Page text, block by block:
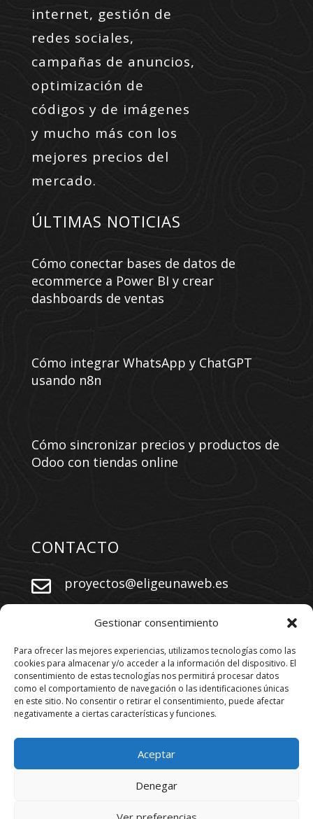
Gestionar consentimiento
Para ofrecer las mejores experiencias, utilizamos tecnologías como las
cookies para almacenar y/o acceder a la información del dispositivo. El
consentimiento de estas tecnologías nos permitirá procesar datos
como el comportamiento de navegación o las identificaciones únicas
en este sitio. No consentir o retirar el consentimiento, puede afectar
negativamente a ciertas características y funciones.
Aceptar
Denegar
internet, gestión de
redes sociales,
campañas de anuncios,
optimización de
códigos y de imágenes
y mucho más con los
mejores precios del
mercado.
ÚLTIMAS NOTICIAS
Cómo conectar bases de datos de
ecommerce a Power BI y crear
dashboards de ventas
Cómo integrar WhatsApp y ChatGPT
usando n8n
Cómo sincronizar precios y productos de
Odoo con tiendas online
CONTACTO
 proyectos@eligeunaweb.es
SÍGUENOS
Los derechos están reservados. 2026